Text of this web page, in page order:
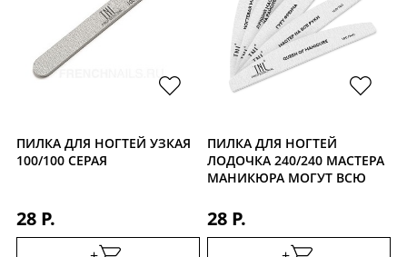
ПИЛКА ДЛЯ НОГТЕЙ УЗКАЯ
100/100 СЕРАЯ
28 Р.
ПИЛКА ДЛЯ НОГТЕЙ
ЛОДОЧКА 240/240 МАСТЕРА
МАНИКЮРА МОГУТ ВСЮ
28 Р.